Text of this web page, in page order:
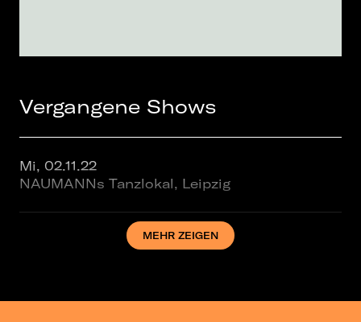
Vergangene Shows
Mi, 02.11.22
NAUMANNs Tanzlokal, Leipzig
MEHR ZEIGEN